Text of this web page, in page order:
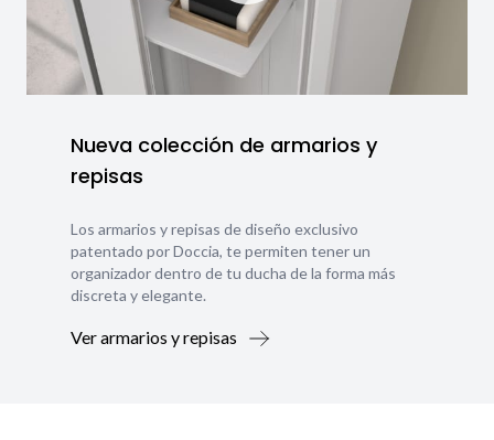
Nueva colección de armarios y
repisas
Los armarios y repisas de diseño exclusivo
patentado por Doccia, te permiten tener un
organizador dentro de tu ducha de la forma más
discreta y elegante.
Ver armarios y repisas